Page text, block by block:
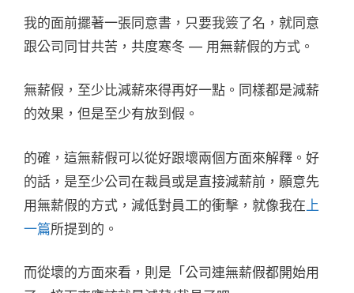
我的面前擺著一張同意書，只要我簽了名，就同意
跟公司同甘共苦，共度寒冬 — 用無薪假的方式。
無薪假，至少比減薪來得再好一點。同樣都是減薪
的效果，但是至少有放到假。
的確，這無薪假可以從好跟壞兩個方面來解釋。好
的話，是至少公司在裁員或是直接減薪前，願意先
用無薪假的方式，減低對員工的衝擊，就像我在 上
一篇所提到的。
而從壞的方面來看，則是「公司連無薪假都開始用